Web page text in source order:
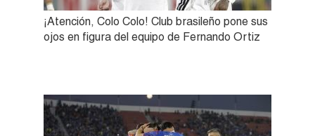
¡Atención, Colo Colo! Club brasileño pone sus
ojos en figura del equipo de Fernando Ortiz